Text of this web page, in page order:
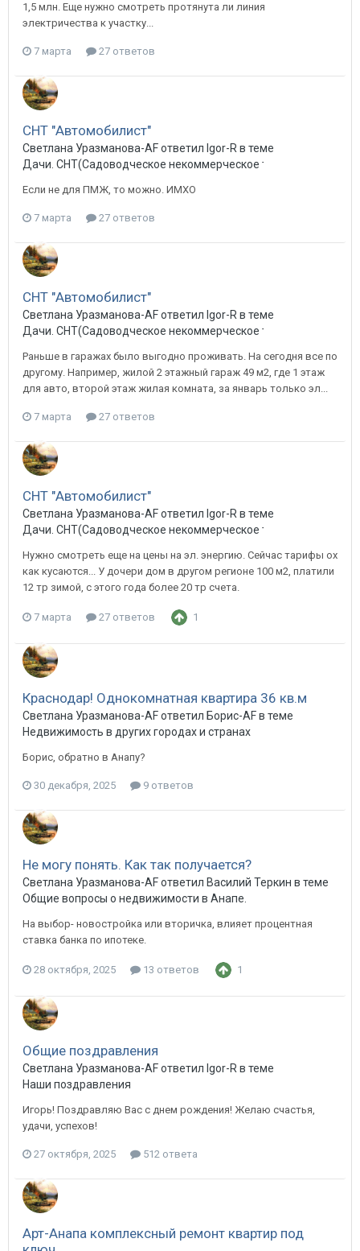
1,5 млн. Еще нужно смотреть протянута ли линия
электричества к участку...
7 марта 27 ответов
СНТ "Автомобилист"
Светлана Уразманова-AF ответил Igor-R в теме
Дачи. СНТ(Садоводческое некоммерческое товарищество) в
Если не для ПМЖ, то можно. ИМХО
7 марта 27 ответов
СНТ "Автомобилист"
Светлана Уразманова-AF ответил Igor-R в теме
Дачи. СНТ(Садоводческое некоммерческое товарищество) в
Раньше в гаражах было выгодно проживать. На сегодня все по
другому. Например, жилой 2 этажный гараж 49 м2, где 1 этаж
для авто, второй этаж жилая комната, за январь только эл...
7 марта 27 ответов
СНТ "Автомобилист"
Светлана Уразманова-AF ответил Igor-R в теме
Дачи. СНТ(Садоводческое некоммерческое товарищество) в
Нужно смотреть еще на цены на эл. энергию. Сейчас тарифы ох
как кусаются... У дочери дом в другом регионе 100 м2, платили
12 тр зимой, с этого года более 20 тр счета.
7 марта 27 ответов 1
Краснодар! Однокомнатная квартира 36 кв.м
Светлана Уразманова-AF ответил Борис-AF в теме
Недвижимость в других городах и странах
Борис, обратно в Анапу?
30 декабря, 2025 9 ответов
Не могу понять. Как так получается?
Светлана Уразманова-AF ответил Василий Теркин в теме
Общие вопросы о недвижимости в Анапе.
На выбор- новостройка или вторичка, влияет процентная
ставка банка по ипотеке.
28 октября, 2025 13 ответов 1
Общие поздравления
Светлана Уразманова-AF ответил Igor-R в теме
Наши поздравления
Игорь! Поздравляю Вас с днем рождения! Желаю счастья,
удачи, успехов!
27 октября, 2025 512 ответа
Арт-Анапа комплексный ремонт квартир под